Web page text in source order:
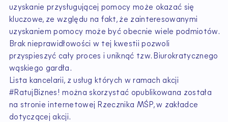
uzyskanie przysługującej pomocy może okazać się
kluczowe, ze względu na fakt, że zainteresowanymi
uzyskaniem pomocy może być obecnie wiele podmiotów.
Brak nieprawidłowości w tej kwestii pozwoli
przyspieszyć cały proces i uniknąć tzw. Biurokratycznego
wąskiego gardła.
Lista kancelarii, z usług których w ramach akcji
#RatujBiznes! można skorzystać opublikowana została
na stronie internetowej Rzecznika MŚP, w zakładce
dotyczącej akcji.